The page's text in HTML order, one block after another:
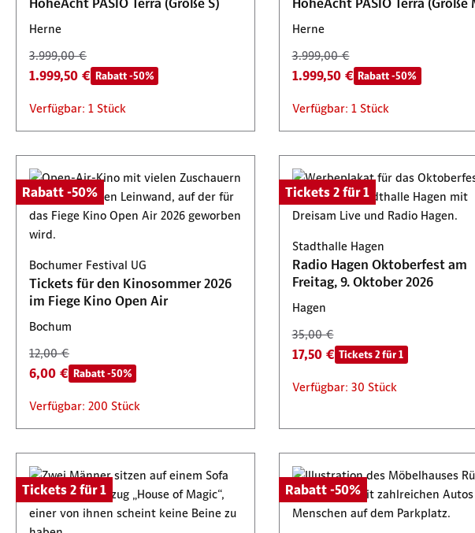
Herne
3.999,00 €
1.999,50 € Rabatt -50%
Verfügbar: 1 Stück
Herne
3.999,00 €
1.999,50 € Rabatt -50%
Verfügbar: 1 Stück
Rabatt -50%
Bochumer Festival UG
Tickets für den Kinosommer 2026
im Fiege Kino Open Air
Bochum
12,00 €
6,00 € Rabatt -50%
Verfügbar: 200 Stück
Tickets 2 für 1
Stadthalle Hagen
Radio Hagen Oktoberfest am
Freitag, 9. Oktober 2026
Hagen
35,00 €
17,50 € Tickets 2 für 1
Verfügbar: 30 Stück
Tickets 2 für 1 Rabatt -50%